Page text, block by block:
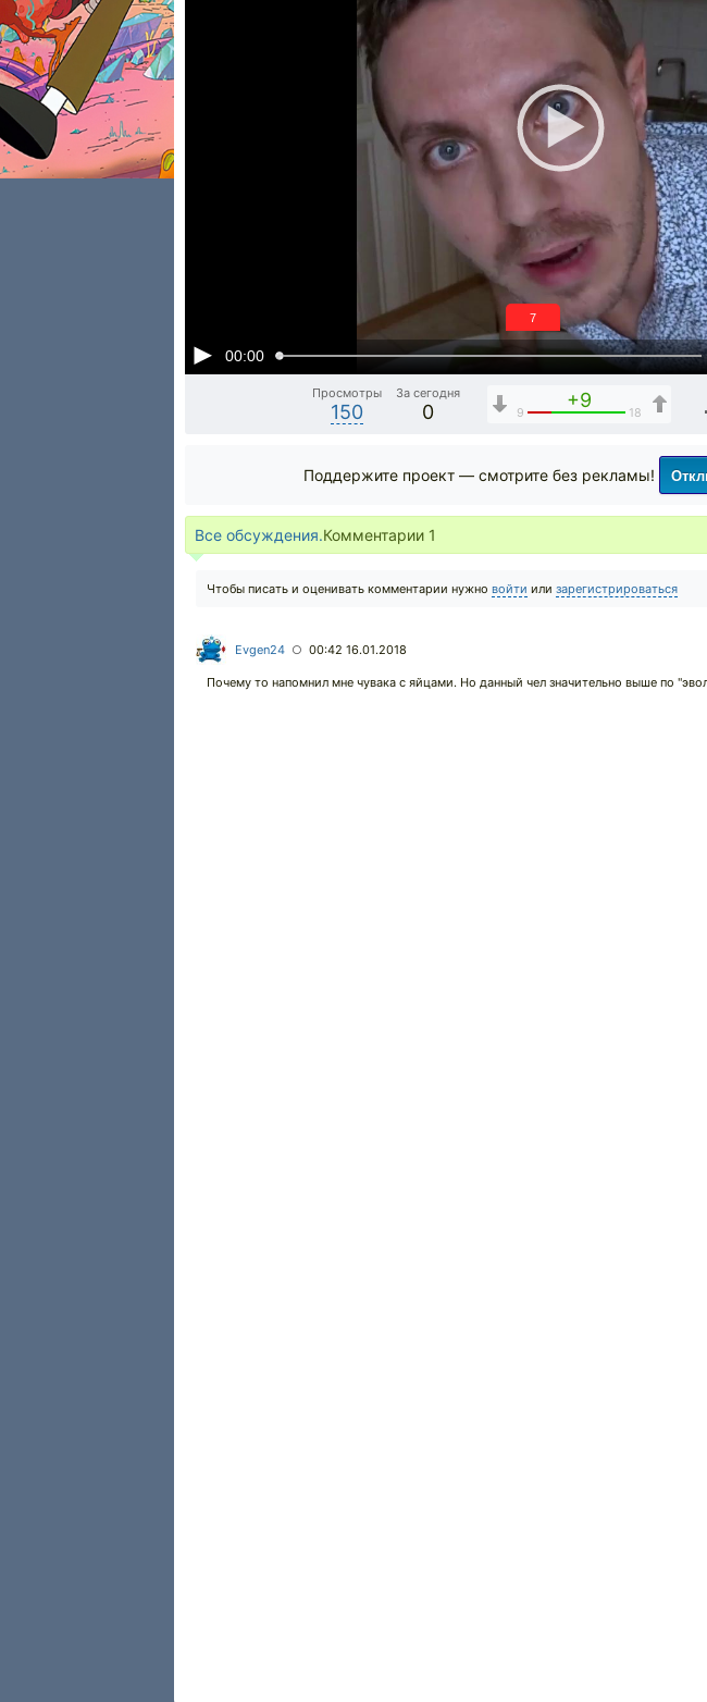
00:00
6
Просмотры
150
За сегодня
0
+9
9 18
Поддержите проект — смотрите без рекламы!
Все обсуждения.Комментарии 1
Чтобы писать и оценивать комментарии нужно войти или зарегистрироваться
Evgen24 ○ 00:42 16.01.2018
Почему то напомнил мне чувака с яйцами. Но данный чел значительно выше по